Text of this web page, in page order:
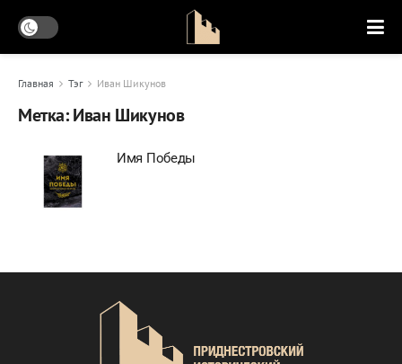
Главная Тэг Иван Шикунов
Метка:Иван Шикунов
Имя Победы